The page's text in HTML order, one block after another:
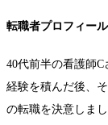
転職者プロフィール
40代前半の看護師
経験を積んだ後、
の転職を決意しま